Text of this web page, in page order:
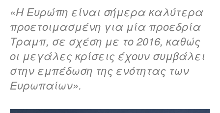
«Η Ευρώπη είναι σήμερα καλύτερα
προετοιμασμένη για μία προεδρία
Τραμπ, σε σχέση με το 2016, καθώς
οι μεγάλες κρίσεις έχουν συμβάλει
στην εμπέδωση της ενότητας των
Ευρωπαίων».